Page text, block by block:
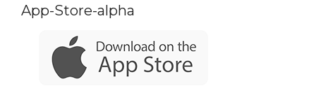
App-Store-alpha